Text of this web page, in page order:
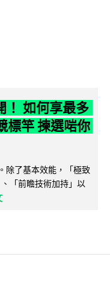
！ 如何享最多
竿 揀選啱你
除了基本效能，「極致
「前瞻技術加持」以